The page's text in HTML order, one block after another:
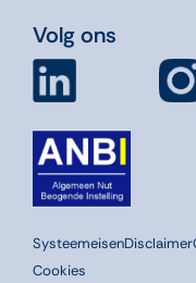
Volg ons
SysteemeisenDisclaimer
Cookies